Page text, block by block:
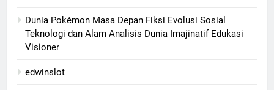
Dunia Pokémon Masa Depan Fiksi Evolusi Sosial
Teknologi dan Alam Analisis Dunia Imajinatif Edukasi
Visioner
edwinslot